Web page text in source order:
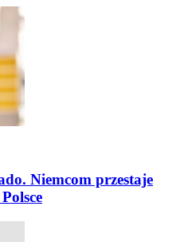
Niemcom przestaje